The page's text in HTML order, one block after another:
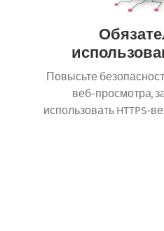
Повысьте
веб-просмотра,
использовать HTTPS-